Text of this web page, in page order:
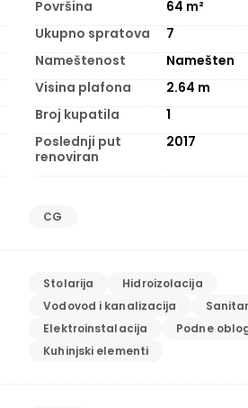
Površina 64 m²
Ukupno spratova
7
Nameštenost
Namešten
Visina plafona 2.64 m
Broj kupatila
1
Poslednji put
renoviran
2017
CG
Stolarija
Hidroizolacija
Vodovod i kanalizacija
Elektroinstalacija
Podne
Kuhinjski elementi